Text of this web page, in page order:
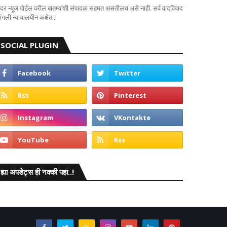
न्यूज पोर्टल वरील बातम्यांशी संपादक सहमत असतीलच असे नाही. सर्व वादविवाद
न्यायालयीन कक्षेत..!
SOCIAL PLUGIN
ह्या अपडेट्स ही नक्की पहा..!